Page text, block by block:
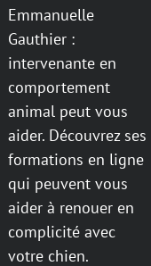
Emmanuelle
Gauthier :
intervenante en
comportement
animal peut vous
aider. Découvrez ses
formations en ligne
qui peuvent vous
aider à renouer en
complicité avec
votre chien.